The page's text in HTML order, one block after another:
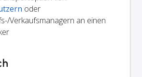
oder
Verkaufsmanagern an einen